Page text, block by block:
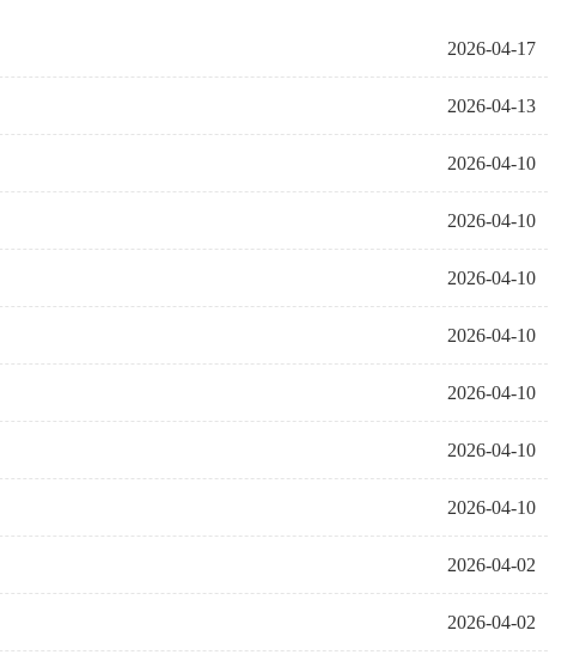
2026-04-17
2026-04-13
2026-04-10
2026-04-10
2026-04-10
2026-04-10
2026-04-10
2026-04-10
2026-04-10
2026-04-02
2026-04-02